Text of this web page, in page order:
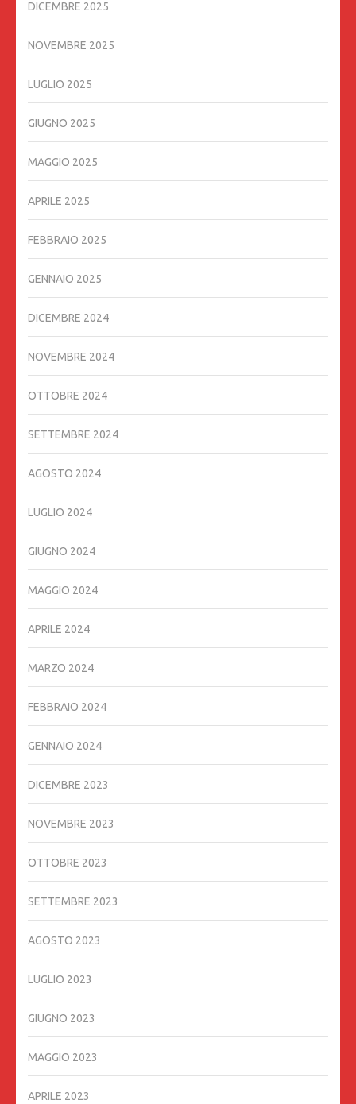
DICEMBRE 2025
NOVEMBRE 2025
LUGLIO 2025
GIUGNO 2025
MAGGIO 2025
APRILE 2025
FEBBRAIO 2025
GENNAIO 2025
DICEMBRE 2024
NOVEMBRE 2024
OTTOBRE 2024
SETTEMBRE 2024
AGOSTO 2024
LUGLIO 2024
GIUGNO 2024
MAGGIO 2024
APRILE 2024
MARZO 2024
FEBBRAIO 2024
GENNAIO 2024
DICEMBRE 2023
NOVEMBRE 2023
OTTOBRE 2023
SETTEMBRE 2023
AGOSTO 2023
LUGLIO 2023
GIUGNO 2023
MAGGIO 2023
APRILE 2023